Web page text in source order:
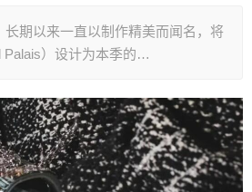
长期以来一直以制作精美而闻名，将
Palais）设计为本季的…